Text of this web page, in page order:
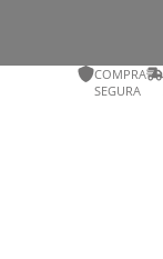
COMPRA
SEGURA